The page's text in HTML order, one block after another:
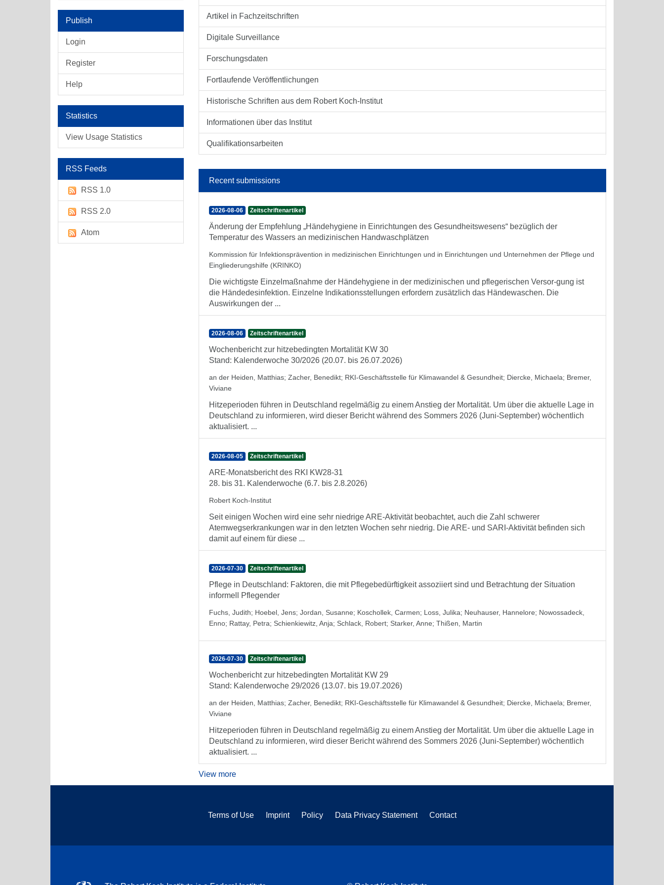
Publish
Login
Register
Help
Statistics
View Usage Statistics
RSS Feeds
RSS 1.0
RSS 2.0
Atom
Artikel in Fachzeitschriften
Digitale Surveillance
Forschungsdaten
Fortlaufende Veröffentlichungen
Historische Schriften aus dem Robert Koch-Institut
Informationen über das Institut
Qualifikationsarbeiten
Recent submissions
2026-08-06 Zeitschriftenartikel
Änderung der Empfehlung „Händehygiene in Einrichtungen des Gesundheitswesens“ bezüglich der
Temperatur des Wassers an medizinischen Handwaschplätzen
Kommission für Infektionsprävention in medizinischen Einrichtungen und in Einrichtungen und Unternehmen der Pflege und
Eingliederungshilfe (KRINKO)
Die wichtigste Einzelmaßnahme der Händehygiene in der medizinischen und pflegerischen Versor-gung ist
die Händedesinfektion. Einzelne Indikationsstellungen erfordern zusätzlich das Händewaschen. Die
Auswirkungen der ...
2026-08-06 Zeitschriftenartikel
Wochenbericht zur hitzebedingten Mortalität KW 30
Stand: Kalenderwoche 30/2026 (20.07. bis 26.07.2026)
an der Heiden, Matthias; Zacher, Benedikt; RKI-Geschäftsstelle für Klimawandel & Gesundheit; Diercke, Michaela; Bremer,
Viviane
Hitzeperioden führen in Deutschland regelmäßig zu einem Anstieg der Mortalität. Um über die aktuelle Lage in
Deutschland zu informieren, wird dieser Bericht während des Sommers 2026 (Juni-September) wöchentlich
aktualisiert. ...
2026-08-05 Zeitschriftenartikel
ARE-Monatsbericht des RKI KW28-31
28. bis 31. Kalenderwoche (6.7. bis 2.8.2026)
Robert Koch-Institut
Seit einigen Wochen wird eine sehr niedrige ARE-Aktivität beobachtet, auch die Zahl schwerer
Atemwegserkrankungen war in den letzten Wochen sehr niedrig. Die ARE- und SARI-Aktivität befinden sich
damit auf einem für diese ...
2026-07-30 Zeitschriftenartikel
Pflege in Deutschland: Faktoren, die mit Pflegebedürftigkeit assoziiert sind und Betrachtung der Situation
informell Pflegender
Fuchs, Judith; Hoebel, Jens; Jordan, Susanne; Koschollek, Carmen; Loss, Julika; Neuhauser, Hannelore; Nowossadeck,
Enno; Rattay, Petra; Schienkiewitz, Anja; Schlack, Robert; Starker, Anne; Thißen, Martin
2026-07-30 Zeitschriftenartikel
Wochenbericht zur hitzebedingten Mortalität KW 29
Stand: Kalenderwoche 29/2026 (13.07. bis 19.07.2026)
an der Heiden, Matthias; Zacher, Benedikt; RKI-Geschäftsstelle für Klimawandel & Gesundheit; Diercke, Michaela; Bremer,
Viviane
Hitzeperioden führen in Deutschland regelmäßig zu einem Anstieg der Mortalität. Um über die aktuelle Lage in
Deutschland zu informieren, wird dieser Bericht während des Sommers 2026 (Juni-September) wöchentlich
aktualisiert. ...
View more
Terms of Use Imprint Policy Data Privacy Statement Contact